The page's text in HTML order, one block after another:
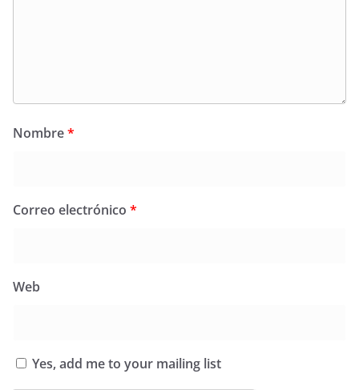
Nombre*
Correo electrónico *
Web
Yes, add me to your mailing list